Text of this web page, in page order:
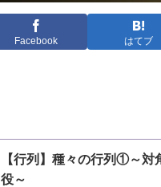
Facebook はてブ
【行列】種々の行列①～対
役～